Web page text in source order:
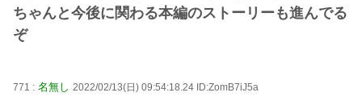
ちゃんと今後に関わる本編のストーリーも進んでる
ぞ
771 : 名無し 2022/02/13(日) 09:54:18.24 ID:ZomB7iJ5a